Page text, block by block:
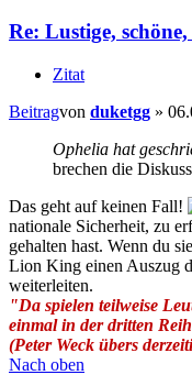
Re: Lustige,
Zitat
Beitragvon duketgg »
Ophelia hat
brechen die
Das geht auf keinen Fall!
nationale Sicherheit, zu
gehalten hast. Wenn du
Lion King einen Auszug
weiterleiten.
"Da spielen teilweise
einmal in der dritten
(Peter Weck übers
Nach oben